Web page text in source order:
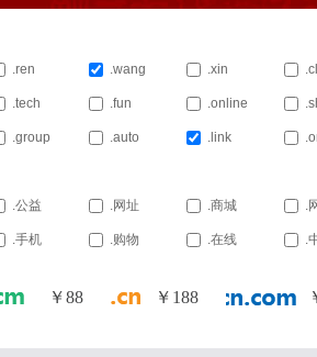
.ren .wang .xin
.tech .fun .online
.group .auto .link
.公益 .网址 .商城 .
.手机 .购物 .在线 .
￥88 ￥ 188